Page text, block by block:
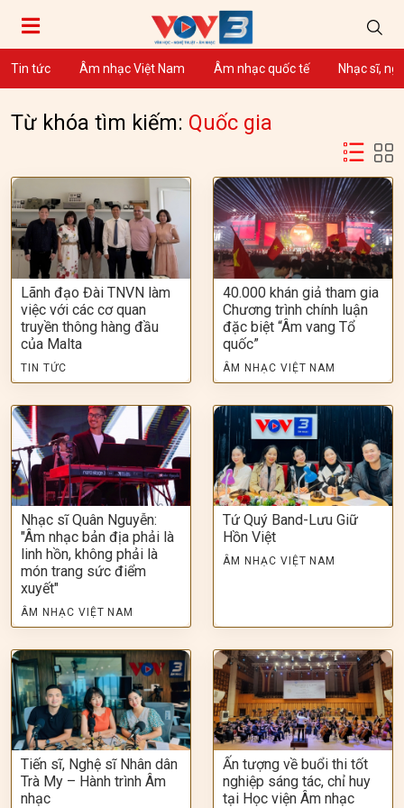
Tin tức Âm nhạc Việt Nam Âm nhạc quốc tế Nhạc sĩ,
Từ khóa tìm kiếm: Quốc gia
Lãnh đạo Đài TNVN làm
việc với các cơ quan
truyền thông hàng đầu
của Malta
TIN TỨC
40.000 khán giả tham gia
Chương trình chính luận
đặc biệt “Âm vang Tổ
quốc”
ÂM NHẠC VIỆT NAM
Nhạc sĩ Quân Nguyễn:
"Âm nhạc bản địa phải là
linh hồn, không phải là
món trang sức điểm
xuyết"
ÂM NHẠC VIỆT NAM
Tứ Quý Band-Lưu Giữ
Hồn Việt
ÂM NHẠC VIỆT NAM
Tiến sĩ, Nghệ sĩ Nhân dân
Trà My – Hành trình Âm
nhạc
Ấn tượng về buổi thi tốt
nghiệp sáng tác, chỉ huy
tại Học viện Âm nhạc